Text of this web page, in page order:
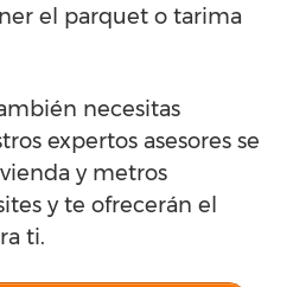
el parquet o tarima
necesitas
expertos asesores se
y metros
y te ofrecerán el
ti.